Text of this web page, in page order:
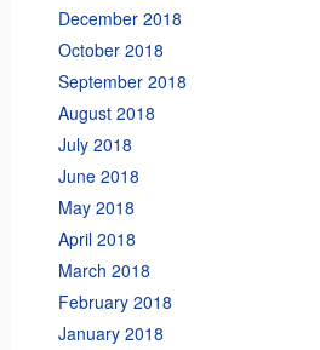
December 2018
October 2018
September 2018
August 2018
July 2018
June 2018
May 2018
April 2018
March 2018
February 2018
January 2018